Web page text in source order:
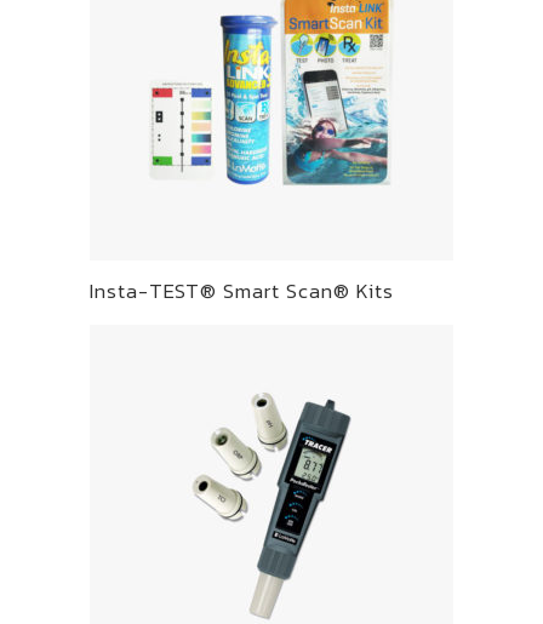
Insta-TEST® Smart Scan® Kits